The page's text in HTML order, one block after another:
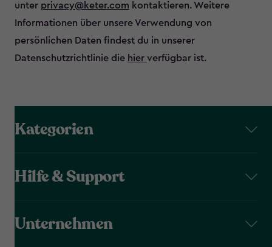
unter privacy@keter.com kontaktieren. Weitere
Informationen über unsere Verwendung von
persönlichen Daten findest du in unserer
Datenschutzrichtlinie die hier verfügbar ist.
Kategorien
Hilfe & Support
Unternehmen